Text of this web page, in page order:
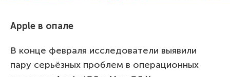
Apple в опале
В конце февраля исследователи выявили
пару серьёзных проблем в операционных